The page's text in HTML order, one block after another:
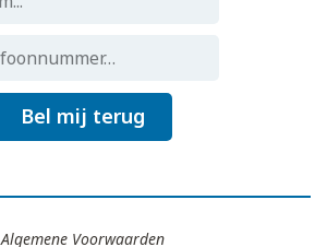
Bel mij terug
Algemene Voorwaarden